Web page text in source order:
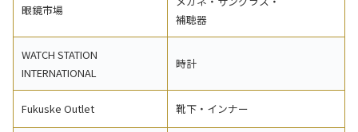
眼鏡市場
補聴器
WATCH STATION
INTERNATIONAL
時計
Fukuske Outlet 靴下・インナー